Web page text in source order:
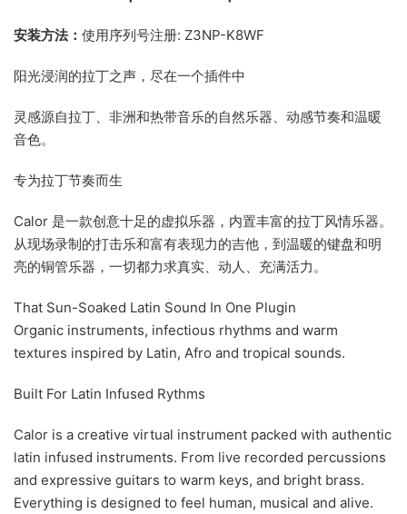
安装方法： 使用序列号注册: Z3NP-K8WF
阳光浸润的拉丁之声，尽在一个插件中
灵感源自拉丁、非洲和热带音乐的自然乐器、动感节奏和温暖
音色。
专为拉丁节奏而生
Calor 是一款创意十足的虚拟乐器，内置丰富的拉丁风情乐器。
从现场录制的打击乐和富有表现力的吉他，到温暖的键盘和明
亮的铜管乐器，一切都力求真实、动人、充满活力。
That Sun-Soaked Latin Sound In One Plugin
Organic instruments, infectious rhythms and warm
textures inspired by Latin, Afro and tropical sounds.
Built For Latin Infused Rythms
Calor is a creative virtual instrument packed with authentic
latin infused instruments. From live recorded percussions
and expressive guitars to warm keys, and bright brass.
Everything is designed to feel human, musical and alive.